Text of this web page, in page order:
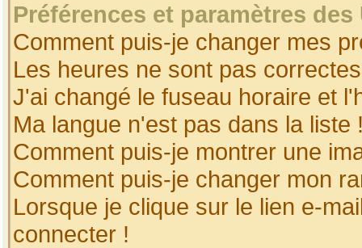
Préférences et paramètres
Comment puis-je changer mes
Les heures ne sont pas
J'ai changé le fuseau horaire et
Ma langue n'est pas dans la liste
Comment puis-je montrer une
Comment puis-je changer mon
Lorsque je clique sur le lien e-
connecter !